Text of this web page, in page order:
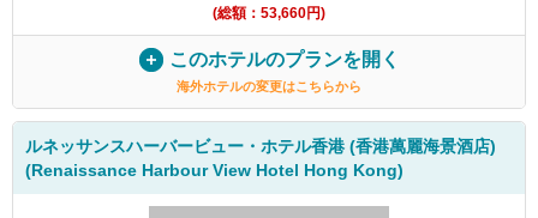
(総額：53,660円)
このホテルのプランを開く
海外ホテルの変更はこちらから
ルネッサンスハーバービュー・ホテル香港 (香港萬麗海景酒店)
(Renaissance Harbour View Hotel Hong Kong)